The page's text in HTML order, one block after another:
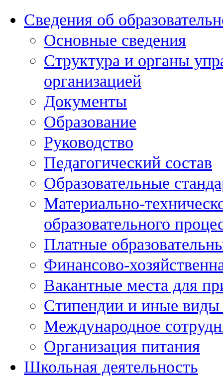
Сведения об
Основные сведения
Структура и органы
организацией
Документы
Образование
Руководство
Педагогический состав
Образовательные
Материально-
образовательного
Платные
Финансово-
Вакантные места для
Стипендии и иные виды
Международное
Организация питания
Школьная деятельность